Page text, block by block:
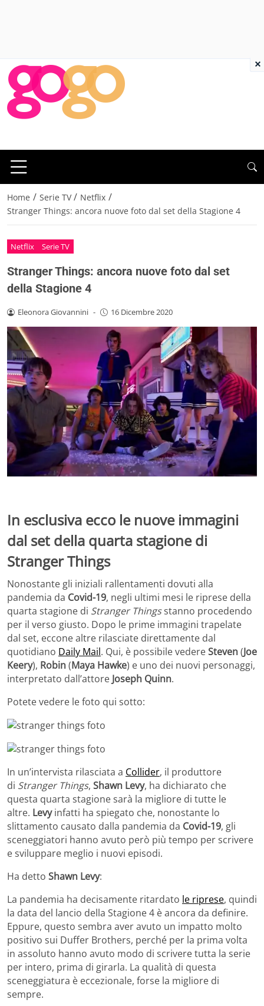
Home / Serie TV / Netflix /
Stranger Things: ancora nuove foto dal set della Stagione 4
Netflix Serie TV
Stranger Things: ancora nuove foto dal set
della Stagione 4
Eleonora Giovannini - 16 Dicembre 2020
In esclusiva ecco le nuove immagini
dal set della quarta stagione di
Stranger Things
Nonostante gli iniziali rallentamenti dovuti alla
pandemia da Covid-19, negli ultimi mesi le riprese della
quarta stagione di Stranger Thingsstanno procedendo
per il verso giusto. Dopo le prime immagini trapelate
dal set, eccone altre rilasciate direttamente dal
quotidiano Daily Mail. Qui, è possibile vedereSteven(Joe
Keery), Robin(Maya Hawke) e uno dei nuovi personaggi,
interpretato dall’attore Joseph Quinn.
Potete vedere le foto qui sotto:
In un’intervista rilasciata a Collider, il produttore
di Stranger Things, Shawn Levy, ha dichiarato che
questa quarta stagione sarà la migliore di tutte le
altre. Levyinfatti ha spiegato che, nonostante lo
slittamento causato dalla pandemia da Covid-19, gli
sceneggiatori hanno avuto però più tempo per scrivere
e sviluppare meglio i nuovi episodi.
Ha detto Shawn Levy:
La pandemia ha decisamente ritardato le riprese, quindi
la data del lancio della Stagione 4 è ancora da definire.
Eppure, questo sembra aver avuto un impatto molto
positivo sui Duffer Brothers, perché per la prima volta
in assoluto hanno avuto modo di scrivere tutta la serie
per intero, prima di girarla. La qualità di questa
sceneggiatura è eccezionale, forse la migliore di
sempre.
×